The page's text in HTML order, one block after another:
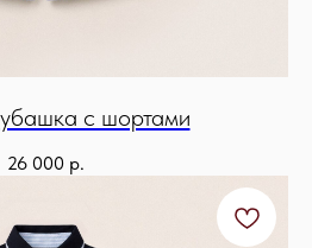
с шортами
26 000 р.